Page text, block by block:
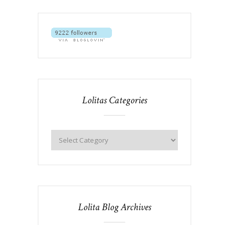
Lolitas Categories
Lolita Blog Archives